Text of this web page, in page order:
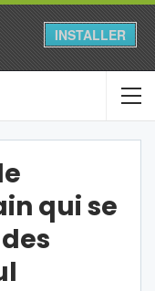
INSTALLER
qui se